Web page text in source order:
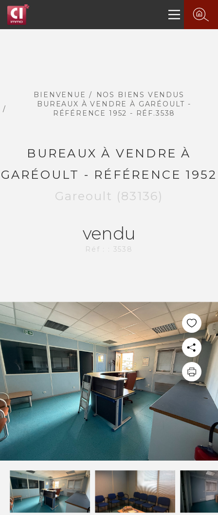
BIENVENUE
NOS BIENS VENDUS
BUREAUX À VENDRE À GARÉOULT -
RÉFÉRENCE 1952 - RÉF.3538
BUREAUX À VENDRE À
GARÉOULT - RÉFÉRENCE 1952
Gareoult (83136)
vendu
Réf : : 3538
DANS L'IMMOBILIER.
L'AGENCE CI-IMMO
Politique de confidentialités
Nous contacter
NOS THÉMATIQUES
Bienvenue
Acheter
Vendre
Estimer